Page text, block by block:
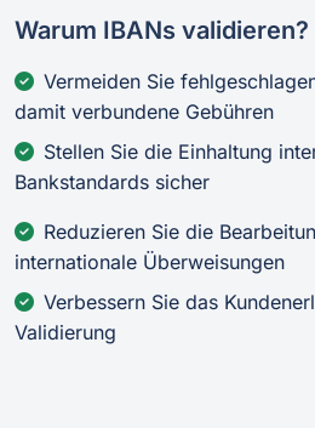
Warum IBANs validieren?
Vermeiden Sie
damit verbundene Gebühren
Stellen Sie die Einhaltung
Bankstandards sicher
Reduzieren Sie die
internationale Überweisungen
Verbessern Sie das
Validierung